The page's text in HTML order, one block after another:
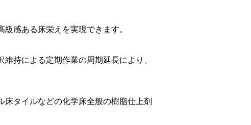
感ある床栄えを実現できます。
持による定期作業の周期延長により、
タイルなどの化学床全般の樹脂仕上剤